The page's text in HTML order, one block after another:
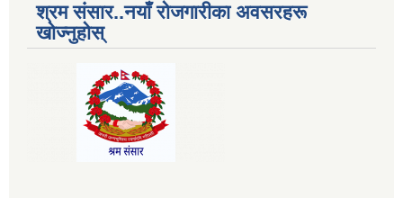
श्रम संसार..नयाँ रोजगारीका अवसरहरू
खोज्नुहोस्